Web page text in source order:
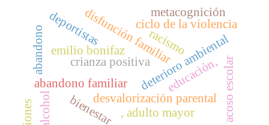
emilio bonifaz deterioro ambiental
disfunción familiar
bienestar
ciclo de la violencia
abandono familiar
desvalorización parental
acoso escolar
abandono
, adulto mayor
alcohol
deportistas
crianza positiva
racismo
metacognición
educación,